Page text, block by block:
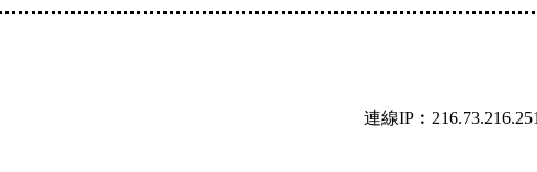
連線